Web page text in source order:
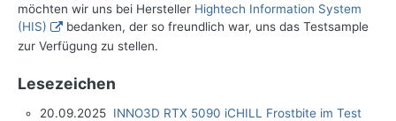
möchten wir uns bei Hersteller Hightech Information System
(HIS)
bedanken, der so freundlich war, uns das Testsample
zur Verfügung zu stellen.
Lesezeichen
20.09.2025 INNO3D RTX 5090 iCHILL Frostbite im Test